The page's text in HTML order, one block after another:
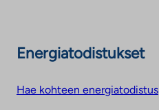
Energiatodistukset
Hae kohteen energiatodistus